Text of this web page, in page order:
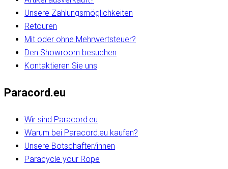
Unsere Zahlungsmöglichkeiten
Retouren
Mit oder ohne Mehrwertsteuer?
Den Showroom besuchen
Kontaktieren Sie uns
Paracord.eu
Wir sind Paracord.eu
Warum bei Paracord.eu kaufen?
Unsere Botschafter/innen
Paracycle your Rope